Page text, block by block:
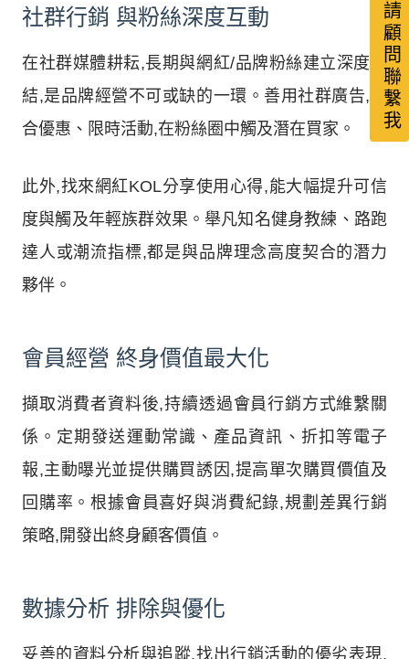
社群行銷 與粉絲深度互動
在社群媒體耕耘,長期與網紅/品牌粉絲建立深度連
結,是品牌經營不可或缺的一環。善用社群廣告,結
合優惠、限時活動,在粉絲圈中觸及潛在買家。
此外,找來網紅KOL分享使用心得,能大幅提升可信
度與觸及年輕族群效果。舉凡知名健身教練、路跑
達人或潮流指標,都是與品牌理念高度契合的潛力
夥伴。
會員經營 終身價值最大化
擷取消費者資料後,持續透過會員行銷方式維繫關
係。定期發送運動常識、產品資訊、折扣等電子
報,主動曝光並提供購買誘因,提高單次購買價值及
回購率。根據會員喜好與消費紀錄,規劃差異行銷
策略,開發出終身顧客價值。
數據分析 排除與優化
妥善的資料分析與追蹤,找出行銷活動的優劣表現,
請顧問聯繫我